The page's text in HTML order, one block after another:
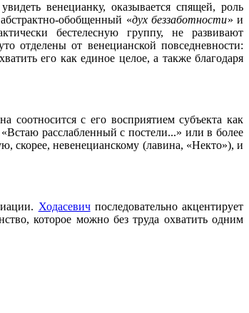
венецианку, оказывается спящей, роль
обобщенный «дух беззаботности» и
бестелесную группу, не развивают
отделены от венецианской повседневности:
его как единое целое, а также благодаря
соотносится с его восприятием субъекта как
расслабленный с постели...» или в более
скорее, невенецианскому (лавина, «Некто»), и
Ходасевичпоследовательно акцентирует
которое можно без труда охватить одним